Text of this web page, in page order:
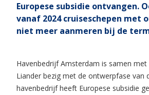
Europese subsidie ontvangen.
vanaf 2024 cruiseschepen met
niet meer aanmeren bij de
Havenbedrijf Amsterdam is samen
Liander bezig met de ontwerpfase van
havenbedrijf heeft Europese subsidie